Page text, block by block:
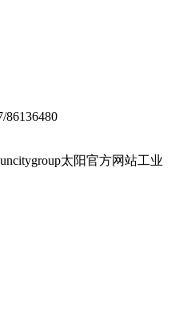
86136480
太阳官方网站工业